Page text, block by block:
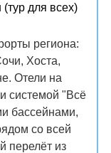
(тур для всех)
региона:
Хоста,
Отели на
системой "Всё
бассейнами,
со всей
перелёт из